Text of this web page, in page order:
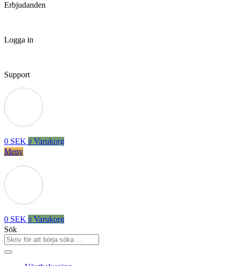
Erbjudanden
Logga in
Support
0 SEK 0 Varukorg
Meny
0 SEK 0 Varukorg
Sök